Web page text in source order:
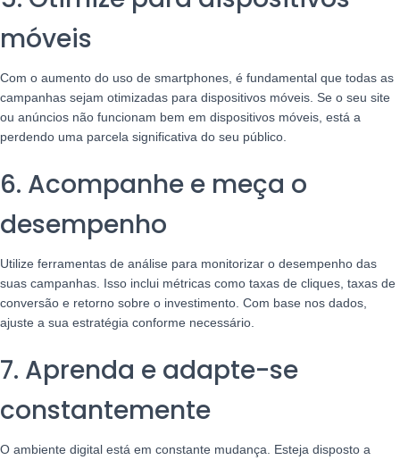
móveis
Com o aumento do uso de smartphones, é fundamental que todas as
campanhas sejam otimizadas para dispositivos móveis. Se o seu site
ou anúncios não funcionam bem em dispositivos móveis, está a
perdendo uma parcela significativa do seu público.
6. Acompanhe e meça o
desempenho
Utilize ferramentas de análise para monitorizar o desempenho das
suas campanhas. Isso inclui métricas como taxas de cliques, taxas de
conversão e retorno sobre o investimento. Com base nos dados,
ajuste a sua estratégia conforme necessário.
7. Aprenda e adapte-se
constantemente
O ambiente digital está em constante mudança. Esteja disposto a